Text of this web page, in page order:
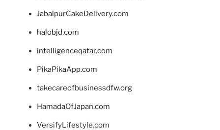
JabalpurCakeDelivery.com
halobjd.com
intelligenceqatar.com
PikaPikaApp.com
takecareofbusinessdfw.org
HamadaOfJapan.com
VersifyLifestyle.com